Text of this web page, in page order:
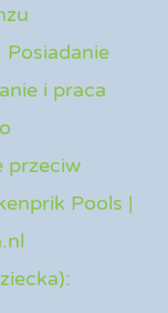
i praca
przeciw
Pools |